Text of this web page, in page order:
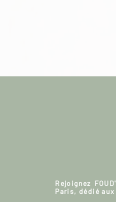
Rejoignez
Paris, dédié